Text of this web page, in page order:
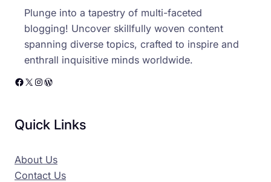
Plunge into a tapestry of multi-faceted
blogging! Uncover skillfully woven content
spanning diverse topics, crafted to inspire and
enthrall inquisitive minds worldwide.
Facebook X Instagram WordPress
Quick Links
About Us
Contact Us